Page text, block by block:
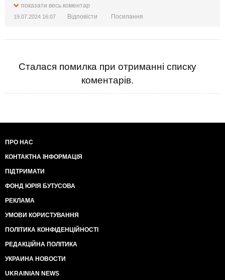
у тому, що Байден кине Україну і припинить
надавати їй допомогу. А от стосовно Рудого такі
"Жоден президент США не залишить Україну, -
прем'єр Норвегії Стьоре - тому що здача
України буде приниженням Америки.
формально буде невизнаний світом, щоб остаточно
жирний бонус - обіцянка ніколи не брати Україну в
НАТО. і це Рудий подасть світові як свою заслугу у
врегулюванні конфлікту і скаже, що зберіг світ від
ядерної війни. що не раз подібне заявляв як Ілон
до речі є дружбаном сина Трампа і дружбаном
Вівека Равасвамі. і ось це все кодло зараз хоче
максимально пробитися у вищі ешелони влади в
Штатах. і йому пох на славні традиції
республіканської партії періоду Рейгана, коли
дружити з ху йлом..
показати весь коментар
19.07.2024 16:07 Відповісти Посилання
Сталася помилка при отриманні списку
коментарів.
ПРО НАС
КОНТАКТНА ІНФОРМАЦІЯ
ПІДТРИМАТИ
ФОНД ЮРІЯ БУТУСОВА
РЕКЛАМА
УМОВИ КОРИСТУВАННЯ
ПОЛІТИКА КОНФІДЕНЦІЙНОСТІ
РЕДАКЦІЙНА ПОЛІТИКА
УКРАИНА НОВОСТИ
UKRAINIAN NEWS